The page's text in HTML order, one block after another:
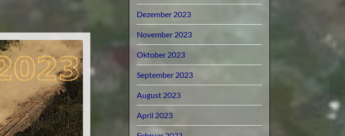
Dezember 2023
November 2023
Oktober 2023
September 2023
August 2023
April 2023